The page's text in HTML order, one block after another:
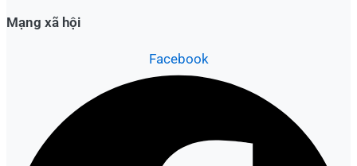
Mạng xã hội
Facebook